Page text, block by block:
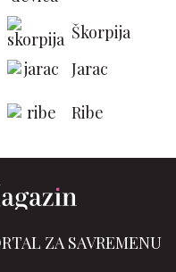
Škorpija
Jarac
Ribe
ZA SAVREMENU